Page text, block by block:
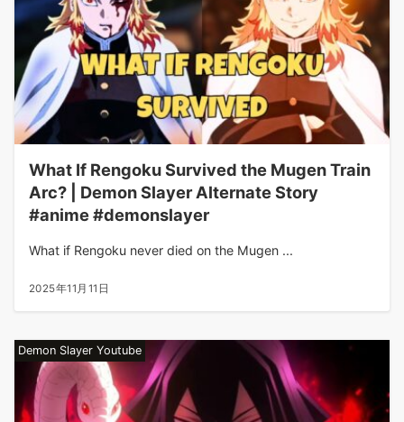
What If Rengoku Survived the Mugen Train
Arc? | Demon Slayer Alternate Story
#anime #demonslayer
What if Rengoku never died on the Mugen ...
2025年11月11日
Demon Slayer Youtube